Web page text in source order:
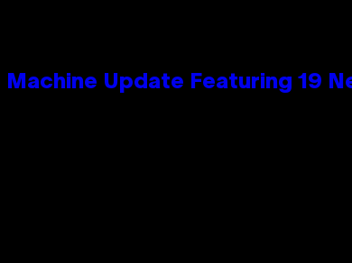
Update Featuring 19